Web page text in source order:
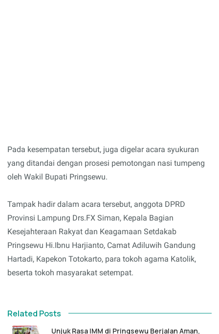
Pada kesempatan tersebut, juga digelar acara syukuran
yang ditandai dengan prosesi pemotongan nasi tumpeng
oleh Wakil Bupati Pringsewu.
Tampak hadir dalam acara tersebut, anggota DPRD
Provinsi Lampung Drs.FX Siman, Kepala Bagian
Kesejahteraan Rakyat dan Keagamaan Setdakab
Pringsewu Hi.Ibnu Harjianto, Camat Adiluwih Gandung
Hartadi, Kapekon Totokarto, para tokoh agama Katolik,
beserta tokoh masyarakat setempat.
Related Posts
Unjuk Rasa IMM di Pringsewu Berjalan Aman,